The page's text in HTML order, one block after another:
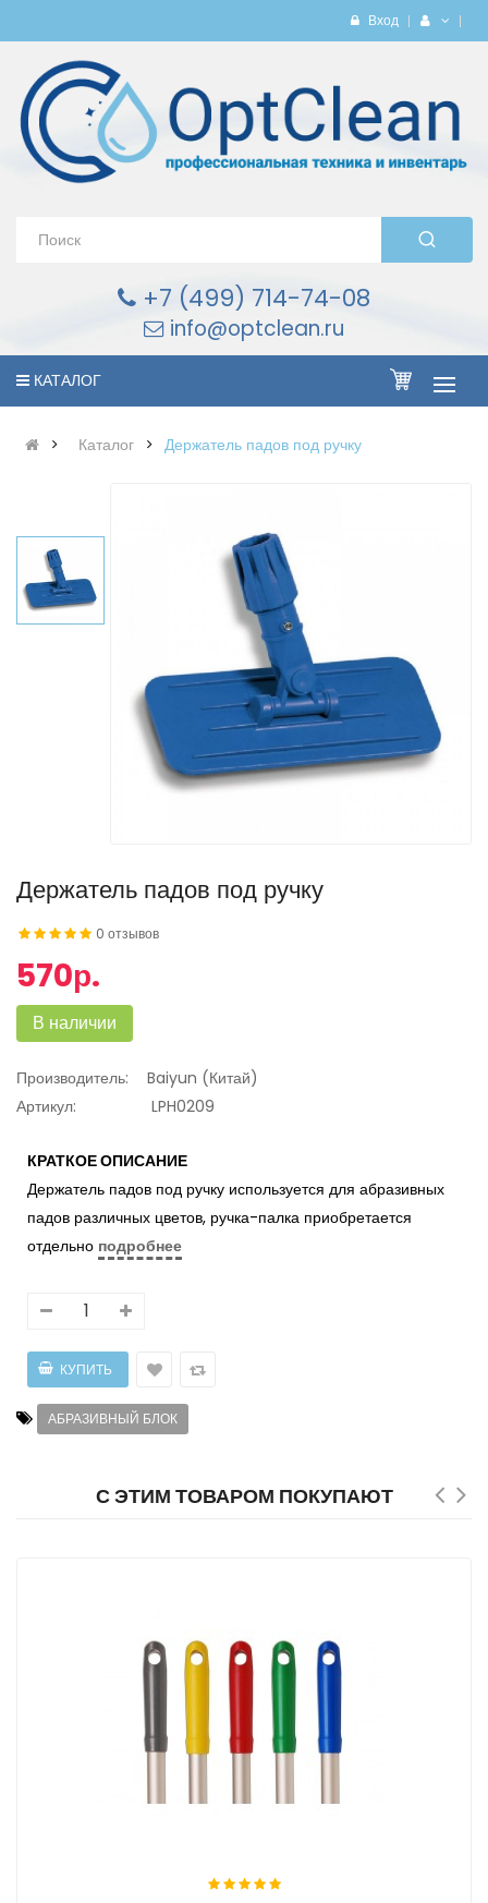
Вход
+7 (499) 714-74-08
info@optclean.ru
КАТАЛОГ
Каталог Держатель падов под ручку
Держатель падов под ручку
0 отзывов
570р.
В наличии
Производитель:
Baiyun (Китай)
Артикул:
LPH0209
КРАТКОЕ ОПИСАНИЕ
Держатель падов под ручку используется для абразивных
падов различных цветов, ручка-палка приобретается
отдельно подробнее
АБРАЗИВНЫЙ БЛОК
С ЭТИМ ТОВАРОМ ПОКУПАЮТ